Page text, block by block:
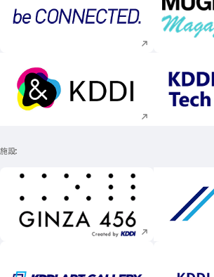
新規ウィンドウで開く
新規ウィンドウで開く
施設
新規ウィンドウで開く